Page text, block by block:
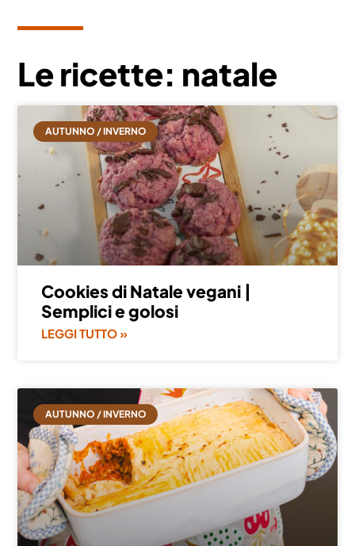
Le ricette: natale
AUTUNNO / INVERNO
Cookies di Natale vegani |
Semplici e golosi
LEGGI TUTTO »
AUTUNNO / INVERNO